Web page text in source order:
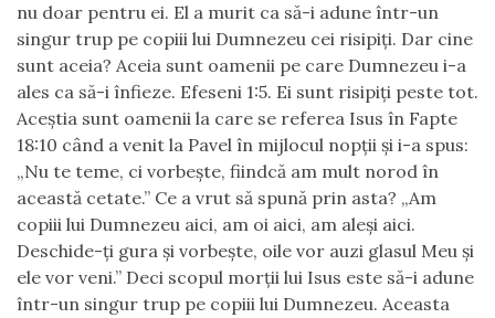
nu doar pentru ei. El a murit ca să-i adune într-un
singur trup pe copiii lui Dumnezeu cei risipiţi. Dar cine
sunt aceia? Aceia sunt oamenii pe care Dumnezeu i-a
ales ca să-i înfieze. Efeseni 1:5. Ei sunt risipiţi peste tot.
Aceştia sunt oamenii la care se referea Isus în Fapte
18:10 când a venit la Pavel în mijlocul nopţii şi i-a spus:
„Nu te teme, ci vorbeşte, fiindcă am mult norod în
această cetate.” Ce a vrut să spună prin asta? „Am
copiii lui Dumnezeu aici, am oi aici, am aleşi aici.
Deschide-ţi gura şi vorbeşte, oile vor auzi glasul Meu şi
ele vor veni.” Deci scopul morţii lui Isus este să-i adune
într-un singur trup pe copiii lui Dumnezeu. Aceasta